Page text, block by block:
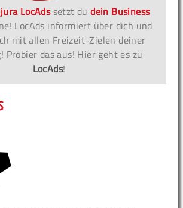
LocAdssetzt dudein Business
LocAds informiert über dich und
mit allen Freizeit-Zielen deiner
Probier das aus! Hier geht es zu
LocAds!